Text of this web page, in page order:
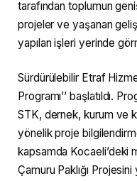
tarafından toplumun
projeler ve yaşanan
yapılan işleri yerinde
Sürdürülebilir Etraf
Programı’’ başlatıldı.
STK, dernek, kurum ve
yönelik proje
kapsamda Kocaeli’deki
Çamuru Paklığı